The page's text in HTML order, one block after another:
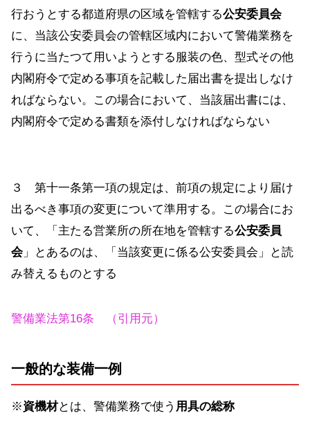
行おうとする都道府県の区域を管轄する公安委員会
に、当該公安委員会の管轄区域内において警備業務を
行うに当たつて用いようとする服装の色、型式その他
内閣府令で定める事項を記載した届出書を提出しなけ
ればならない。この場合において、当該届出書には、
内閣府令で定める書類を添付しなければならない
３ 第十一条第一項の規定は、前項の規定により届け
出るべき事項の変更について準用する。この場合にお
いて、「主たる営業所の所在地を管轄する公安委員
会 」とあるのは、「当該変更に係る公安委員会」と読
み替えるものとする
警備業法第16条 （引用元）
一般的な装備一例
※資機材とは、警備業務で使う 用具の総称